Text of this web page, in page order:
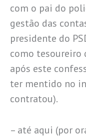
com o pai do
gestão das
presidente do
como tesoureiro
após este
ter mentido no
contratou).
– até aqui (por